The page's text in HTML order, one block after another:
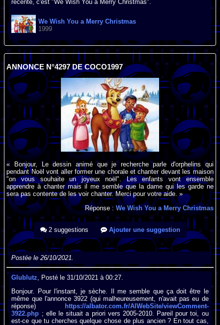
récente, c'est "We Wish You a Merry Christmas".
We Wish You a Merry Christmas
1999
ANNONCE N°4297 DE COCO1997
« Bonjour, Le dessin animé que je recherche parle d'orphelins qui
pendant Noël vont aller former une chorale et chanter devant les maison
"on vous souhaite un joyeux noël". Les enfants vont ensemble
apprendre à chanter mais il me semble que la dame qui les garde ne
sera pas contente de les voir chanter. Merci pour votre aide. »
Réponse : We Wish You a Merry Christmas
2 suggestions Ajouter une suggestion
Postée le 26/10/2021.
Glublutz , Posté le 31/10/2021 à 00:27.
Bonjour. Pour l'instant, je sèche. Il me semble que ça doit être le
même que l'annonce 3922 (qui malheureusement, n'avait pas eu de
réponse)
https://albator.com.fr/AlWebSite/viewComment-
3922.php ; elle le situait a priori vers 2005-2010. Pareil pour toi, ou
est-ce que tu cherches quelque chose de plus ancien ? En tout cas,